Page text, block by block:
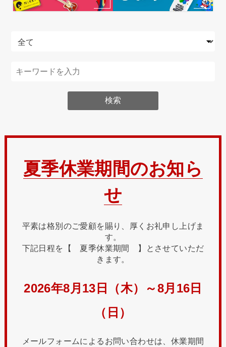
夏季休業期間のお知ら
せ
平素は格別のご愛顧を賜り、厚くお礼申し上げま
す。
下記日程を【 夏季休業期間 】とさせていただ
きます。
2026年8月13日（木）～8月16日
（日）
メールフォームによるお問い合わせは、休業期間